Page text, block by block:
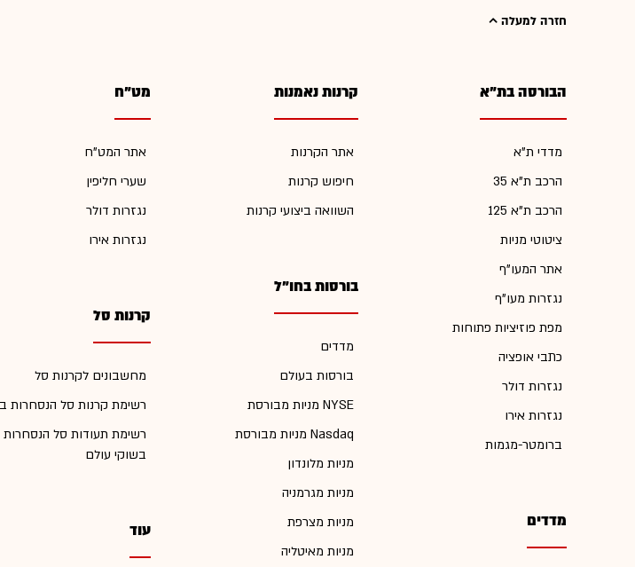
חזרה למעלה
הבורסה בת"א
מדדי ת"א
הרכב ת"א 35
הרכב ת"א 125
ציטוטי מניות
אתר המעו"ף
נגזרות מעו"ף
מפת פוזיציות פתוחות
כתבי אופציה
נגזרות דולר
נגזרות אירו
ברומטר-מגמות
מדדים
קרנות נאמנות
אתר הקרנות
חיפוש קרנות
השוואה ביצועי קרנות
בורסות בחו"ל
מדדים
בורסות בעולם
מניות מבורסת NYSE
מניות מבורסת Nasdaq
מניות מלונדון
מניות מגרמניה
מניות מצרפת
מניות מאיטליה
מט"ח
אתר המט"ח
שערי חליפין
נגזרות דולר
נגזרות אירו
קרנות סל
מחשבונים לקרנות סל
רשימת קרנות סל הנסחרות
רשימת תעודות סל הנסחרות
בשוקי עולם
עוד